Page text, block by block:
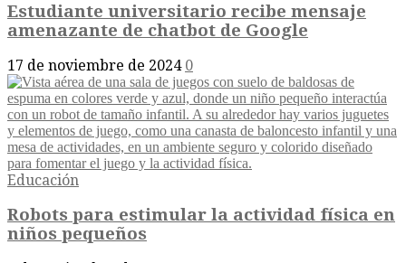
Estudiante universitario recibe mensaje
amenazante de chatbot de Google
17 de noviembre de 2024 0
Educación
Robots para estimular la actividad física en
niños pequeños